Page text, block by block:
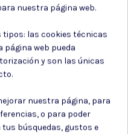
Para ello, consulte nuestra
en el aviso legal.
los fines indicados en la
para recibir publicidad
nuestra página web.
tipos: las cookies técnicas
página web pueda
y son las únicas
nuestra página, para
o para poder
búsquedas, gustos e